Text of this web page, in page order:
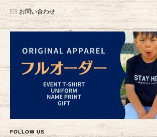
お問い合わせ
FOLLOW US